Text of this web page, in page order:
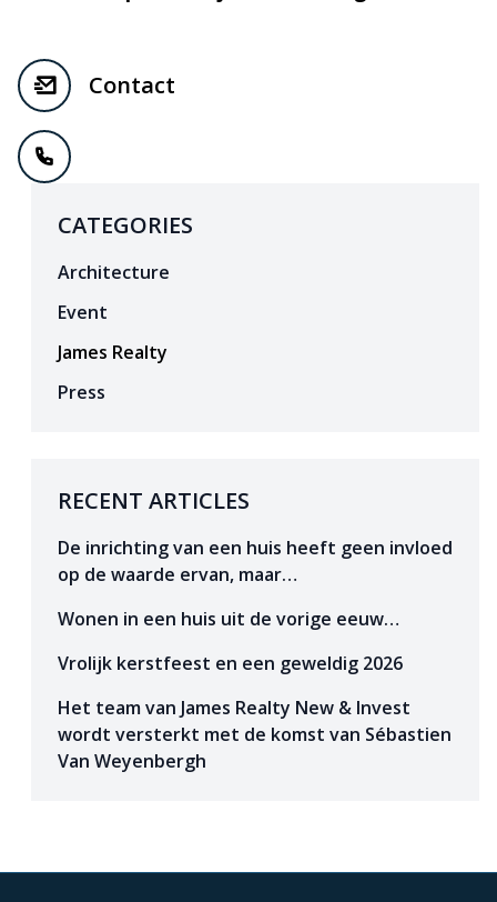
Contact
CATEGORIES
Architecture
Event
James Realty
Press
RECENT ARTICLES
De inrichting van een huis heeft geen invloed
op de waarde ervan, maar…
Wonen in een huis uit de vorige eeuw…
Vrolijk kerstfeest en een geweldig 2026
Het team van James Realty New & Invest
wordt versterkt met de komst van Sébastien
Van Weyenbergh